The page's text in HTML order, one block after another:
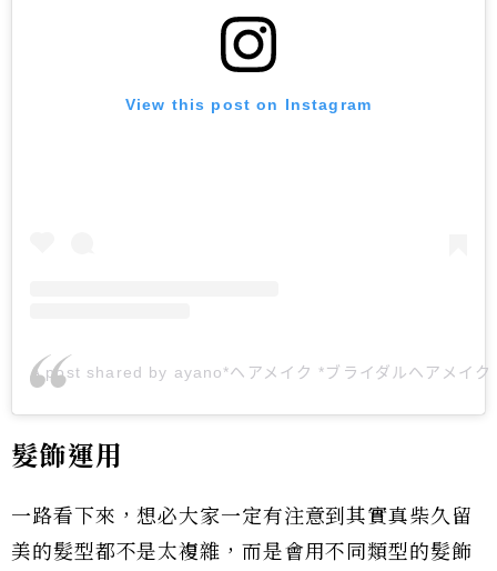
View this post on Instagram
A post shared by ayano*ヘアメイク *ブライダルヘアメイ
髮飾運用
一路看下來，想必大家一定有注意到其實真柴久留
美的髮型都不是太複雜，而是會用不同類型的髮飾